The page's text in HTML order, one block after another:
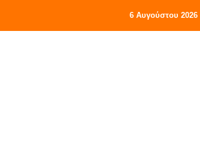
6 Αυγούστου 2026